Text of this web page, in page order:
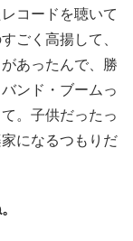
コードを聴いて
ごく高揚して、
あったんで、勝
ンド・ブームっ
。子供だったっ
になるつもりだ